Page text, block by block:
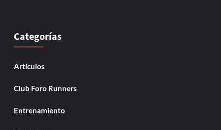
Categorías
Artículos
Club Foro Runners
Entrenamiento